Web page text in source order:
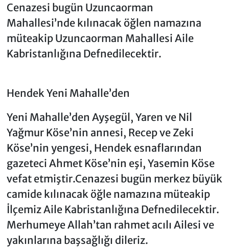
Cenazesi bugün Uzuncaorman
Mahallesi’nde kılınacak öğlen namazına
müteakip Uzuncaorman Mahallesi Aile
Kabristanlığına Defnedilecektir.
Hendek Yeni Mahalle’den
Yeni Mahalle’den Ayşegül, Yaren ve Nil
Yağmur Köse’nin annesi, Recep ve Zeki
Köse’nin yengesi, Hendek esnaflarından
gazeteci Ahmet Köse’nin eşi, Yasemin Köse
vefat etmiştir.Cenazesi bugün merkez büyük
camide kılınacak öğle namazına müteakip
İlçemiz Aile Kabristanlığına Defnedilecektir.
Merhumeye Allah’tan rahmet acılı Ailesi ve
yakınlarına başsağlığı dileriz.